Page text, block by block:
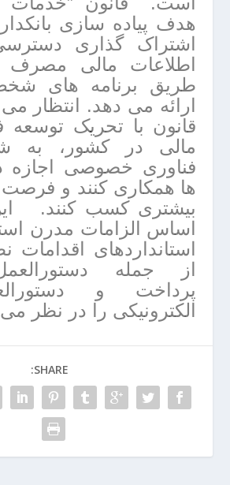
هدف پیاده سازی
اشتراک گذاری
اطلاعات مالی مصرف
طریق برنامه های
ارائه می دهد. انتظار
قانون با تحریک توسعه
مالی در کشور، به
فناوری خصوصی اجازه
ها همکاری کنند و
بیشتری کسب کنند.
اساس الزامات مدرن
استانداردهای اقدامات
از جمله
پرداخت و
الکترونیکی را در نظر
SHARE: